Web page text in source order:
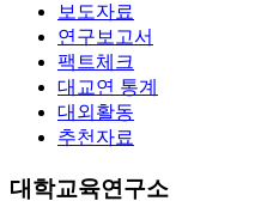
보도자료
연구보고서
팩트체크
대교연 통계
대외활동
추천자료
대학교육연구소